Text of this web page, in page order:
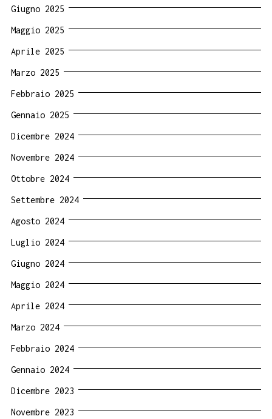
Giugno 2025
Maggio 2025
Aprile 2025
Marzo 2025
Febbraio 2025
Gennaio 2025
Dicembre 2024
Novembre 2024
Ottobre 2024
Settembre 2024
Agosto 2024
Luglio 2024
Giugno 2024
Maggio 2024
Aprile 2024
Marzo 2024
Febbraio 2024
Gennaio 2024
Dicembre 2023
Novembre 2023